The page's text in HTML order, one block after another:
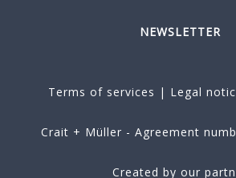
NEWSLETTER
Terms of services | Legal
Crait + Müller - Agreement
Created by our